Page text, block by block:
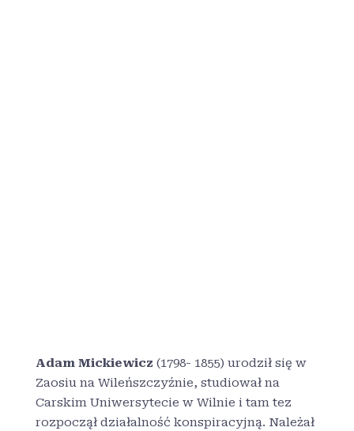
Adam Mickiewicz (1798- 1855) urodził się w
Zaosiu na Wileńszczyźnie, studiował na
Carskim Uniwersytecie w Wilnie i tam tez
rozpoczął działalność konspiracyjną. Należał